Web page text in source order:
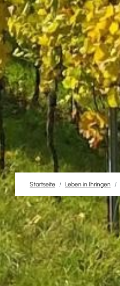
Startseite Leben in Ihringen